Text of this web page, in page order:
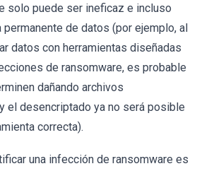
solo puede ser ineficaz e incluso
de datos (por ejemplo, al
datos con herramientas diseñadas
de ransomware, es probable
dañando archivos
el desencriptado ya no será posible
correcta).
una infección de ransomware es